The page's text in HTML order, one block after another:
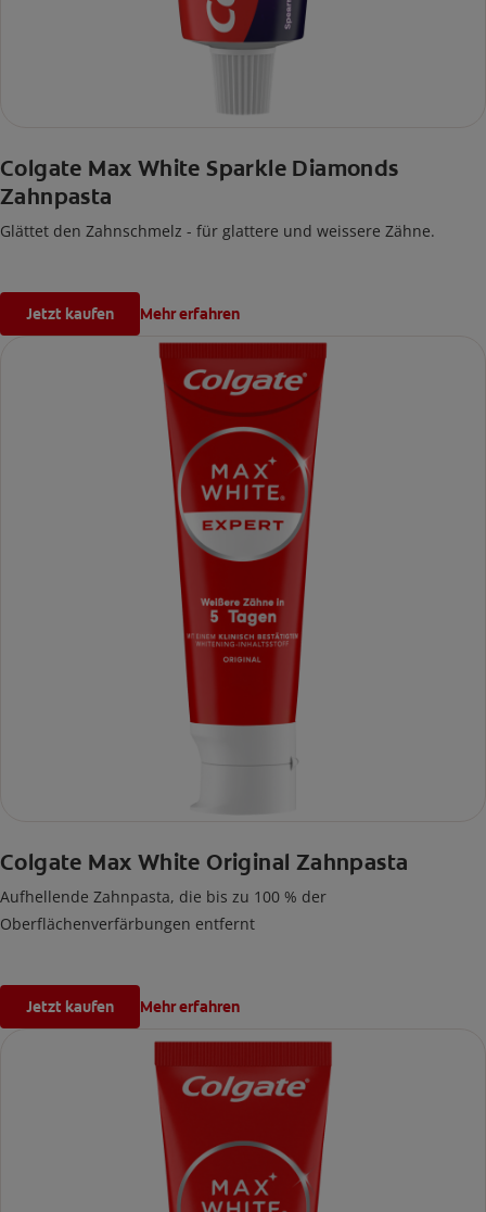
Colgate Max White Sparkle Diamonds
Zahnpasta
Glättet den Zahnschmelz - für glattere und weissere Zähne.
Jetzt kaufen Mehr erfahren
Colgate Max White Original Zahnpasta
Aufhellende Zahnpasta, die bis zu 100 % der
Oberflächenverfärbungen entfernt
Jetzt kaufen Mehr erfahren